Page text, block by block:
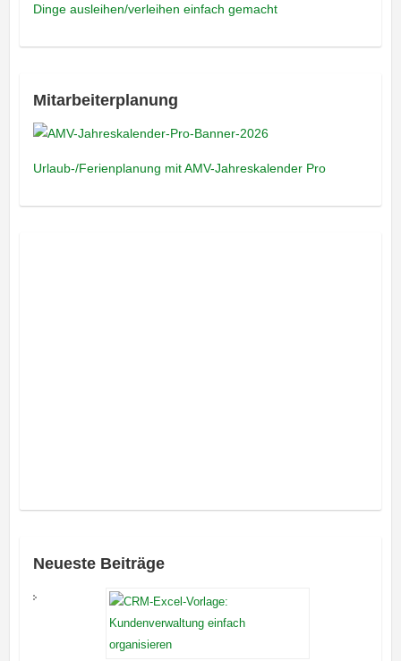
Dinge ausleihen/verleihen einfach gemacht
Mitarbeiterplanung
Urlaub-/Ferienplanung mit AMV-Jahreskalender Pro
Neueste Beiträge